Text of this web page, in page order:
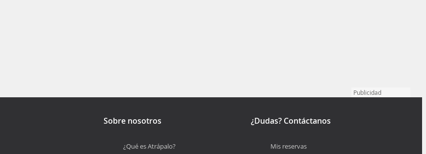
Publicidad
Sobre nosotros
¿Qué es Atrápalo?
¿Dudas? Contáctanos
Mis reservas